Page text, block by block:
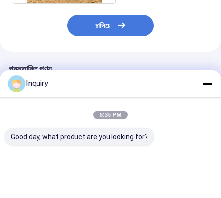
চালিয়ে
প্রস্তাবিত পণ্য
Inquiry
5:35 PM
Good day, what product are you looking for?